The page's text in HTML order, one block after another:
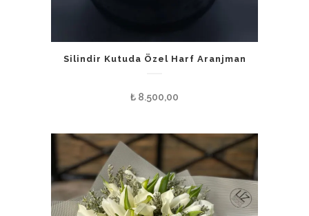
Silindir Kutuda Özel Harf Aranjman
₺ 8.500,00